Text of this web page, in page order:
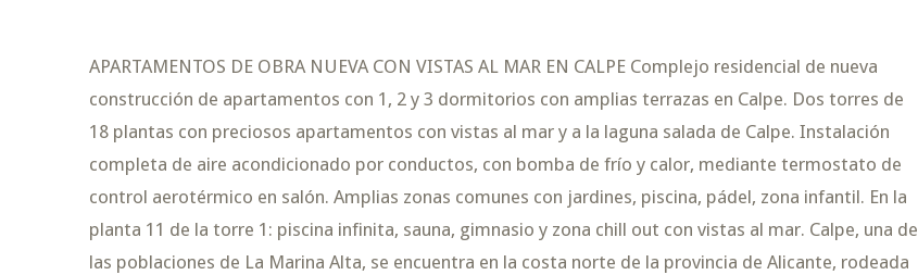
APARTAMENTOS DE OBRA NUEVA CON VISTAS AL MAR EN CALPE Complejo residencial de nueva
construcción de apartamentos con 1, 2 y 3 dormitorios con amplias terrazas en Calpe. Dos torres de
18 plantas con preciosos apartamentos con vistas al mar y a la laguna salada de Calpe. Instalación
completa de aire acondicionado por conductos, con bomba de frío y calor, mediante termostato de
control aerotérmico en salón. Amplias zonas comunes con jardines, piscina, pádel, zona infantil. En la
planta 11 de la torre 1: piscina infinita, sauna, gimnasio y zona chill out con vistas al mar. Calpe, una de
las poblaciones de La Marina Alta, se encuentra en la costa norte de la provincia de Alicante, rodeada